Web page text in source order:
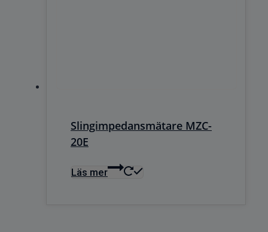
Slingimpedansmätare MZC-
20E
Läs mer